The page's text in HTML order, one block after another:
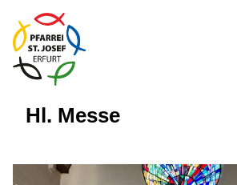
Hl. Messe